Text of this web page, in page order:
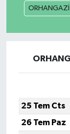
ORHANGAZİ
25 Tem Cts
26 Tem Paz